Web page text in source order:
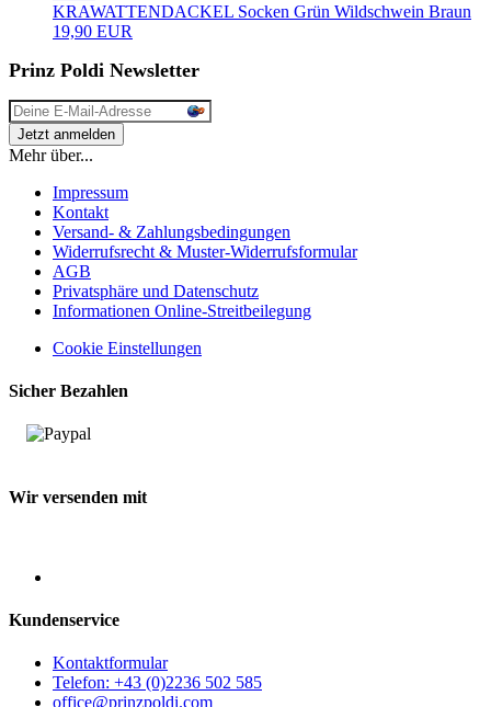
KRAWATTENDACKEL Socken Grün Wildschwein Braun
19,90 EUR
Prinz Poldi Newsletter
Mehr über...
Impressum
Kontakt
Versand- & Zahlungsbedingungen
Widerrufsrecht & Muster-Widerrufsformular
AGB
Privatsphäre und Datenschutz
Informationen Online-Streitbeilegung
Cookie Einstellungen
Sicher Bezahlen
Wir versenden mit
Kundenservice
Kontaktformular
Telefon: +43 (0)2236 502 585
office@prinzpoldi.com